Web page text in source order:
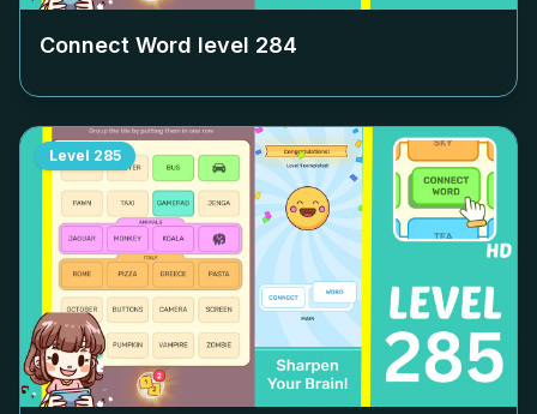
Connect Word level 284
Level 285